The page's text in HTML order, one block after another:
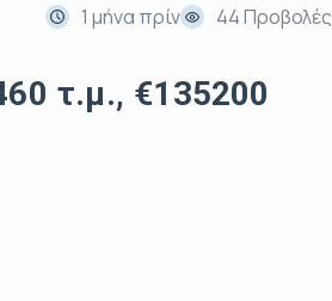
1 μήνα πρίν 44 Προβολές
τ.μ., €135200